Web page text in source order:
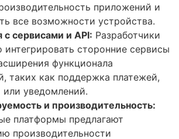
приложений и
все возможности устройства.
с сервисами и API: Разработчики
интегрировать сторонние сервисы
функционала
таких как поддержка платежей,
или уведомлений.
и производительность:
платформы предлагают
производительности